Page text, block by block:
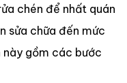
chén để nhất quán
sửa chữa đến mức
này gồm các bước